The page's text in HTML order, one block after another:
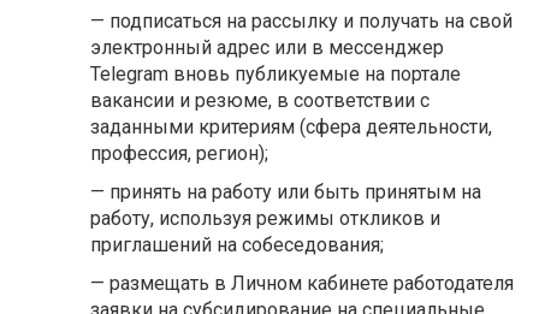
— подписаться на рассылку и получать на свой
электронный адрес или в мессенджер
Telegram вновь публикуемые на портале
вакансии и резюме, в соответствии с
заданными критериям (сфера деятельности,
профессия, регион);
— принять на работу или быть принятым на
работу, используя режимы откликов и
приглашений на собеседования;
— размещать в Личном кабинете работодателя